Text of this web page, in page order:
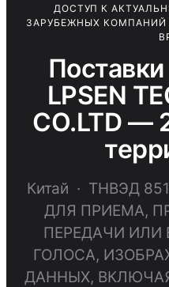
ДОСТУП К
ЗАРУБЕЖНЫХ КОМПАНИЙ
Поставки
LPSEN
CO.LTD —
Китай · ТНВЭД
ДЛЯ ПРИЕМА,
ПЕРЕДАЧИ ИЛИ
ГОЛОСА,
ДАННЫХ,